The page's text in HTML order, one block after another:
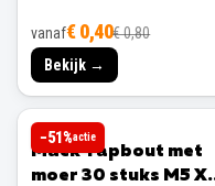
vanaf€ 0,40€ 0,80
Bekijk →
−51%actie
MACK
Mack Tapbout met
moer 30 stuks M5 X